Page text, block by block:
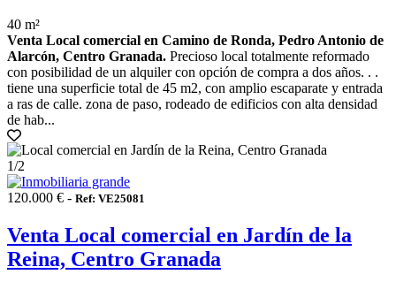
40 m²
Venta Local comercial en Camino de Ronda, Pedro Antonio de
Alarcón, Centro Granada. Precioso local totalmente reformado
con posibilidad de un alquiler con opción de compra a dos años. . .
tiene una superficie total de 45 m2, con amplio escaparate y entrada
a ras de calle. zona de paso, rodeado de edificios con alta densidad
de hab...
1/2
120.000 € - Ref: VE25081
Venta Local comercial en Jardín de la
Reina, Centro Granada